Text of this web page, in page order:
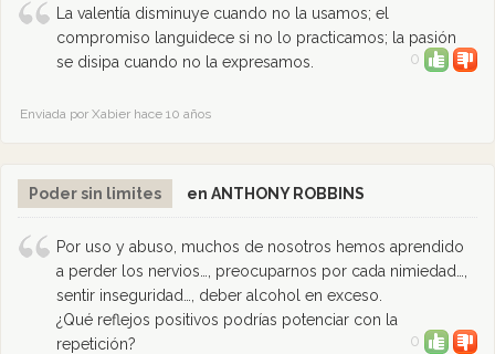
La valentía disminuye cuando no la usamos; el
compromiso languidece si no lo practicamos; la pasión
se disipa cuando no la expresamos.
0
Enviada por Xabier hace 10 años
Poder sin limites en ANTHONY ROBBINS
Por uso y abuso, muchos de nosotros hemos aprendido
a perder los nervios…, preocuparnos por cada nimiedad…,
sentir inseguridad…, deber alcohol en exceso.
¿Qué reflejos positivos podrías potenciar con la
repetición?
0